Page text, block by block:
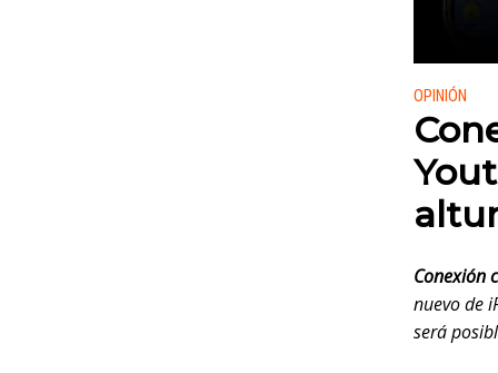
Publicado
OPINIÓN
Conexión
nuevo de
será